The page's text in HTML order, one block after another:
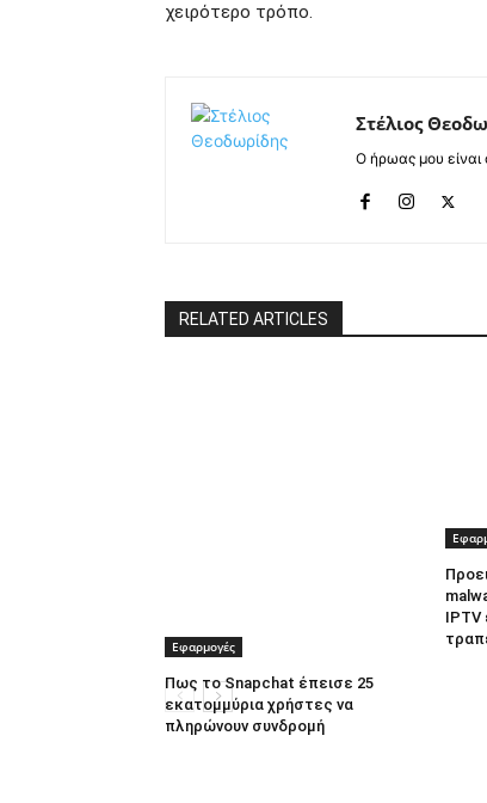
χειρότερο τρόπο.
Στέλιος
Ο ήρωας μου
RELATED ARTICLES
Εφαρμογές
Πως το Snapchat έπεισε 25
εκατομμύρια χρήστες να
πληρώνουν συνδρομή
IPTV